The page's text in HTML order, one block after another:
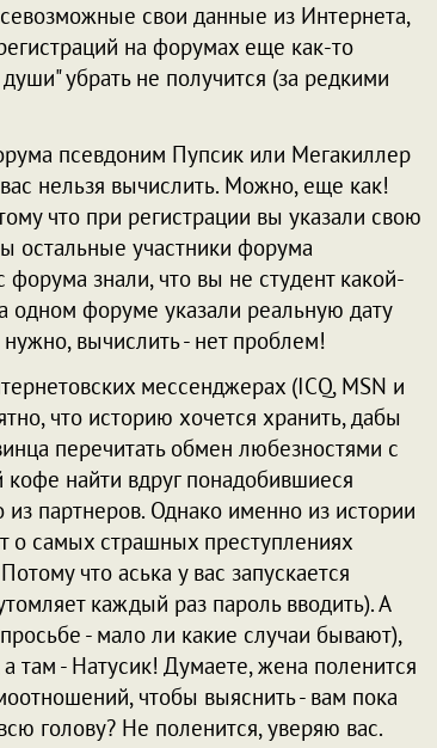
свои данные из Интернета,
на форумах еще как-то
убрать не получится (за редкими
псевдоним Пупсик или Мегакиллер
нельзя вычислить. Можно, еще как!
что при регистрации вы указали свою
остальные участники форума
знали, что вы не студент какой-
одном форуме указали реальную дату
вычислить - нет проблем!
мессенджерах (ICQ, MSN и
что историю хочется хранить, дабы
перечитать обмен любезностями с
найти вдруг понадобившиеся
партнеров. Однако именно из истории
самых страшных преступлениях
что аська у вас запускается
каждый раз пароль вводить). А
- мало ли какие случаи бывают),
там - Натусик! Думаете, жена поленится
чтобы выяснить - вам пока
голову? Не поленится, уверяю вас.